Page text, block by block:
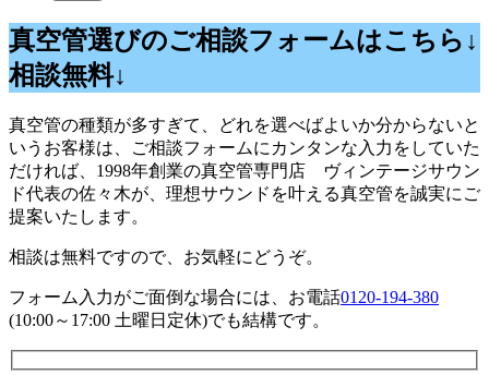
真空管選びのご相談フォームはこちら↓
相談無料↓
真空管の種類が多すぎて、どれを選べばよいか分からないと
いうお客様は、ご相談フォームにカンタンな入力をしていた
だければ、1998年創業の真空管専門店 ヴィンテージサウン
ド代表の佐々木が、理想サウンドを叶える真空管を誠実にご
提案いたします。
相談は無料ですので、お気軽にどうぞ。
フォーム入力がご面倒な場合には、お電話0120-194-380
(10:00～17:00 土曜日定休)でも結構です。